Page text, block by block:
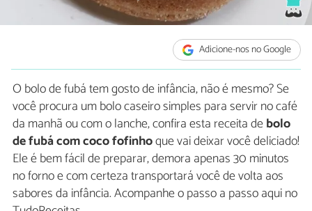
Adicione-nos no Google
O bolo de fubá tem gosto de infância, não é mesmo? Se
você procura um bolo caseiro simples para servir no café
da manhã ou com o lanche, confira esta receita debolo
de fubá com coco fofinhoque vai deixar você deliciado!
Ele é bem fácil de preparar, demora apenas 30 minutos
no forno e com certeza transportará você de volta aos
sabores da infância. Acompanhe o passo a passo aqui no